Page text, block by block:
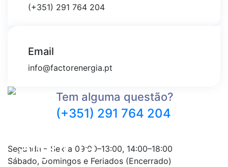
(+351) 291 764 204
Email
info@factorenergia.pt
Tem alguma questão?
(+351) 291 764 204
Segunda – Sexta 09:00–13:00, 14:00–18:00
Sábado, Domingos e Feriados (Encerrado)